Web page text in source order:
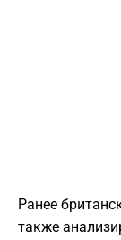
Ранее
также